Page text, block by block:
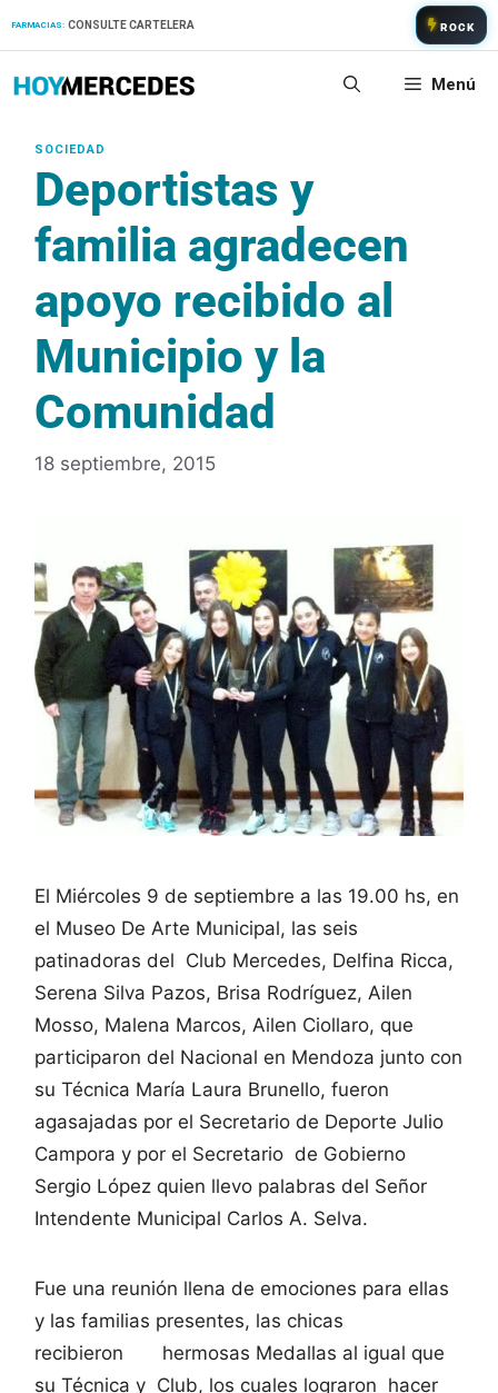
FARMACIAS: CONSULTE CARTELERA ROCK
Menú
Deportistas y
familia agradecen
apoyo recibido al
Municipio y la
Comunidad
18 septiembre, 2015
El Miércoles 9 de septiembre a las 19.00 hs, en
el Museo De Arte Municipal, las seis
patinadoras del Club Mercedes, Delfina Ricca,
Serena Silva Pazos, Brisa Rodríguez, Ailen
Mosso, Malena Marcos, Ailen Ciollaro, que
participaron del Nacional en Mendoza junto con
su Técnica María Laura Brunello, fueron
agasajadas por el Secretario de Deporte Julio
Campora y por el Secretario de Gobierno
Sergio López quien llevo palabras del Señor
Intendente Municipal Carlos A. Selva.
Fue una reunión llena de emociones para ellas
y las familias presentes, las chicas
recibieron hermosas Medallas al igual que
su Técnica y Club, los cuales lograron hacer